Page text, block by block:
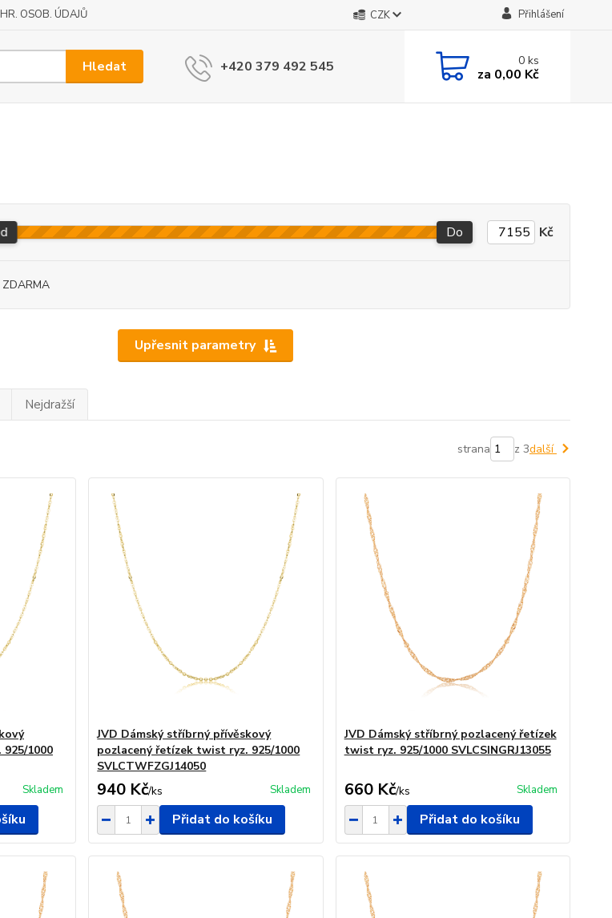
OSOB. ÚDAJŮ CZK Přihlášení
Hledat +420 379 492 545 0ks
za 0,00 Kč
Upřesnit parametry
Do Kč
Nejdražší
strana z 3další
1000
Skladem
JVD Dámský stříbrný přívěskový
pozlacený řetízek twist ryz. 925/1000
SVLCTWFZGJ14050
940 Kč/ks Skladem
Přidat do košíku
JVD Dámský stříbrný pozlacený řetízek
twist ryz. 925/1000 SVLCSINGRJ13055
660 Kč/ks Skladem
Přidat do košíku